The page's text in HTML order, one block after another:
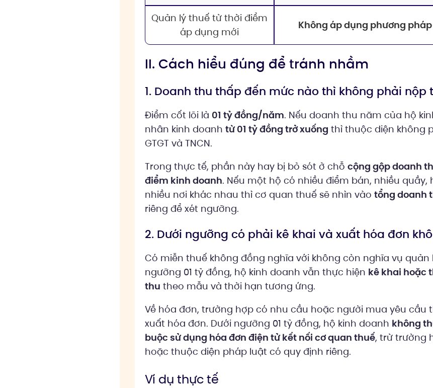
Quản lý thuế từ thời điểm
áp dụng mới
Không áp dụng phương
II. Cách hiểu đúng để tránh nhầm
1. Doanh thu thấp đến mức nào thì không phải nộp
Điểm cốt lõi là 01 tỷ đồng/năm. Nếu doanh thu năm của hộ
nhân kinh doanh từ 01 tỷ đồng trở xuống thì thuộc diện không
GTGT và TNCN.
Trong thực tế, phần này hay bị bỏ sót ở chỗ cộng gộp doanh
điểm kinh doanh. Nếu một hộ có nhiều điểm bán, nhiều quầy,
nhiều nơi khác nhau thì cơ quan thuế sẽ nhìn vào tổng doanh
riêng để xét ngưỡng.
2. Dưới ngưỡng có phải kê khai và xuất hóa đơn
Có miễn thuế không đồng nghĩa với không còn nghĩa vụ quản
ngưỡng 01 tỷ đồng, hộ kinh doanh vẫn thực hiện kê khai hoặc
thu theo mẫu và thời hạn tương ứng.
Về hóa đơn, trường hợp có nhu cầu hoặc người mua yêu cầu
xuất hóa đơn. Dưới ngưỡng 01 tỷ đồng, hộ kinh doanh không
buộc sử dụng hóa đơn điện tử kết nối cơ quan thuế, trừ trường
hoặc thuộc diện pháp luật có quy định riêng.
Ví dụ thực tế